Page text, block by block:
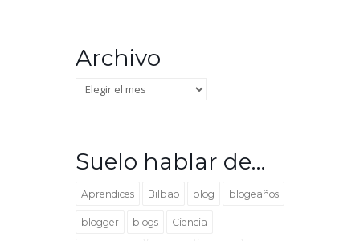
Archivo
Archivo
Suelo hablar de…
Aprendices Bilbao blog blogeaños
blogger blogs Ciencia